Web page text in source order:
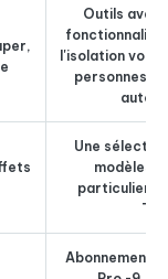
Outils
l'isolation
personnes
Une
modèles
particulier
Abonnement